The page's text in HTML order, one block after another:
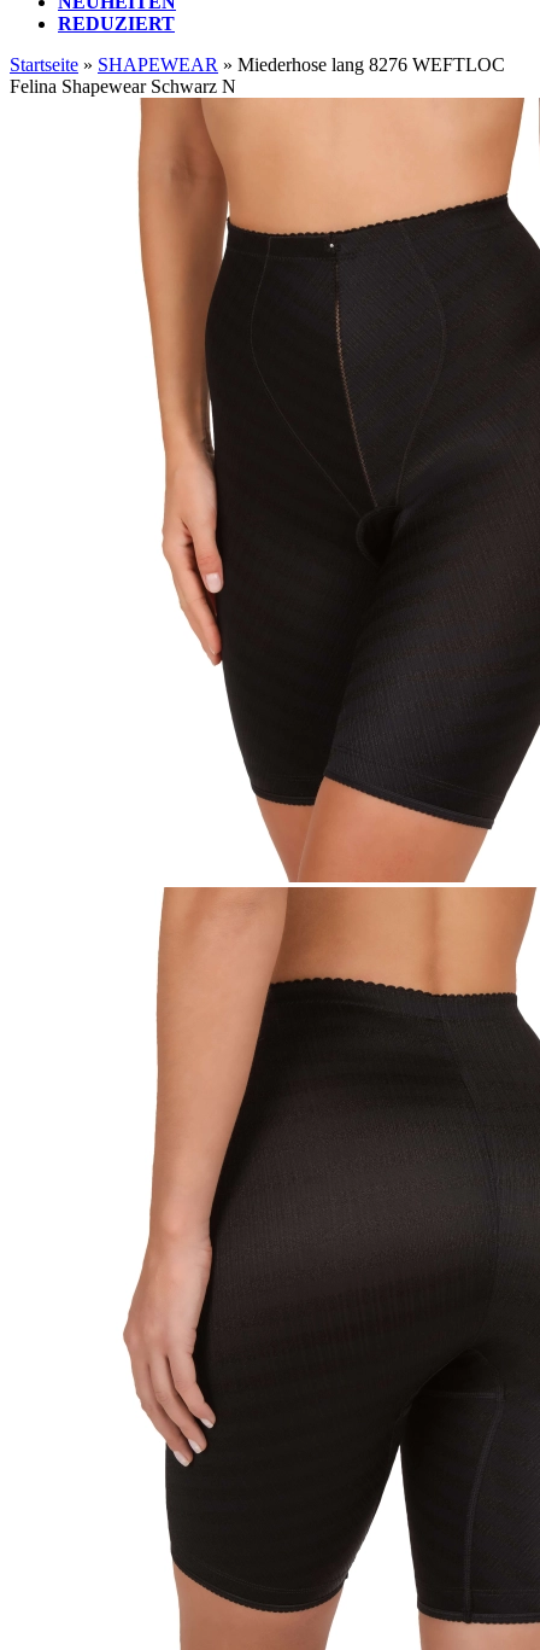
REDUZIERT
Startseite » SHAPEWEAR » Miederhose lang 8276 WEFTLOC
Felina Shapewear Schwarz N